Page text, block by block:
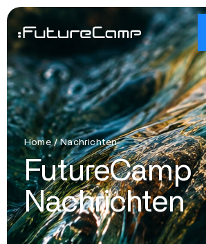
Home/Nachrichten
FutureCamp
Nachrichten